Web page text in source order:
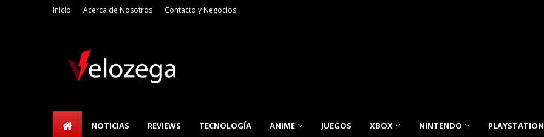
Inicio Acerca de Nosotros Contacto y Negocios
NOTICIAS REVIEWS TECNOLOGÍA ANIME JUEGOS XBOX NINTENDO PLAYSTATION